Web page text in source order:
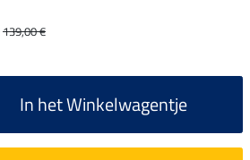
139,00 €
In het Winkelwagentje